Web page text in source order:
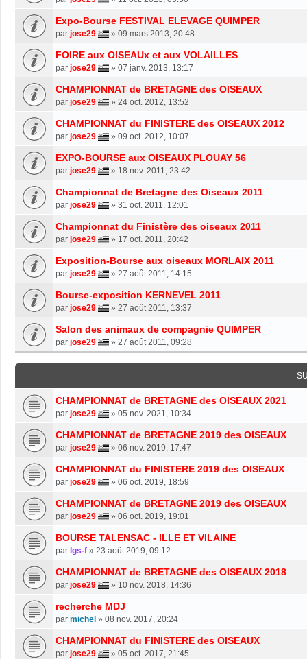
Expo-Bourse FESTIVAL ELEVAGE QUIMPER
par jose29 » 09 mars 2013, 20:48
FOIRE aux OISEAUx et aux VOLAILLES
par jose29 » 07 janv. 2013, 13:17
CHAMPIONNAT de BRETAGNE des OISEAUX
par jose29 » 24 oct. 2012, 13:52
CHAMPIONNAT du FINISTERE des OISEAUX 2012
par jose29 » 09 oct. 2012, 10:07
EXPO-BOURSE aux OISEAUX PLOUAY 56
par jose29 » 18 nov. 2011, 23:42
Championnat de Bretagne des Oiseaux 2011
par jose29 » 31 oct. 2011, 12:01
Championnat du Finistère des oiseaux 2011
par jose29 » 17 oct. 2011, 20:42
Exposition-Bourse aux oiseaux MORLAIX 2011
par jose29 » 27 août 2011, 14:15
Bourse-exposition KERNEVEL 2011
par jose29 » 27 août 2011, 13:37
Salon des animaux de compagnie QUIMPER
par jose29 » 27 août 2011, 09:28
CHAMPIONNAT de BRETAGNE des OISEAUX 2021
par jose29 » 05 nov. 2021, 10:34
CHAMPIONNAT de BRETAGNE 2019 des OISEAUX
par jose29 » 06 nov. 2019, 17:47
CHAMPIONNAT du FINISTERE 2019 des OISEAUX
par jose29 » 06 oct. 2019, 18:59
CHAMPIONNAT de BRETAGNE 2019 des OISEAUX
par jose29 » 06 oct. 2019, 19:01
BOURSE TALENSAC - ILLE ET VILAINE
par lgs-f » 23 août 2019, 09:12
CHAMPIONNAT de BRETAGNE des OISEAUX 2018
par jose29 » 10 nov. 2018, 14:36
recherche MDJ
par michel » 08 nov. 2017, 20:24
CHAMPIONNAT du FINISTERE des OISEAUX
par jose29 » 05 oct. 2017, 21:45